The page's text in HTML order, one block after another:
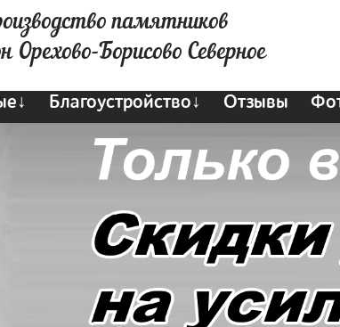
памятников
Орехово-Борисово Северное
Благоустройство↓ Отзывы